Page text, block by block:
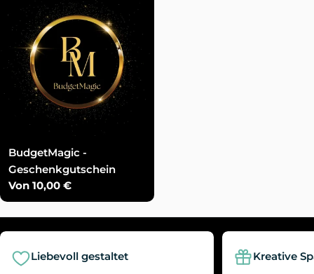
BudgetMagic -
Geschenkgutschein
Regulärer
Preis
Von 10,00 €
Liebevoll gestaltet Kreative